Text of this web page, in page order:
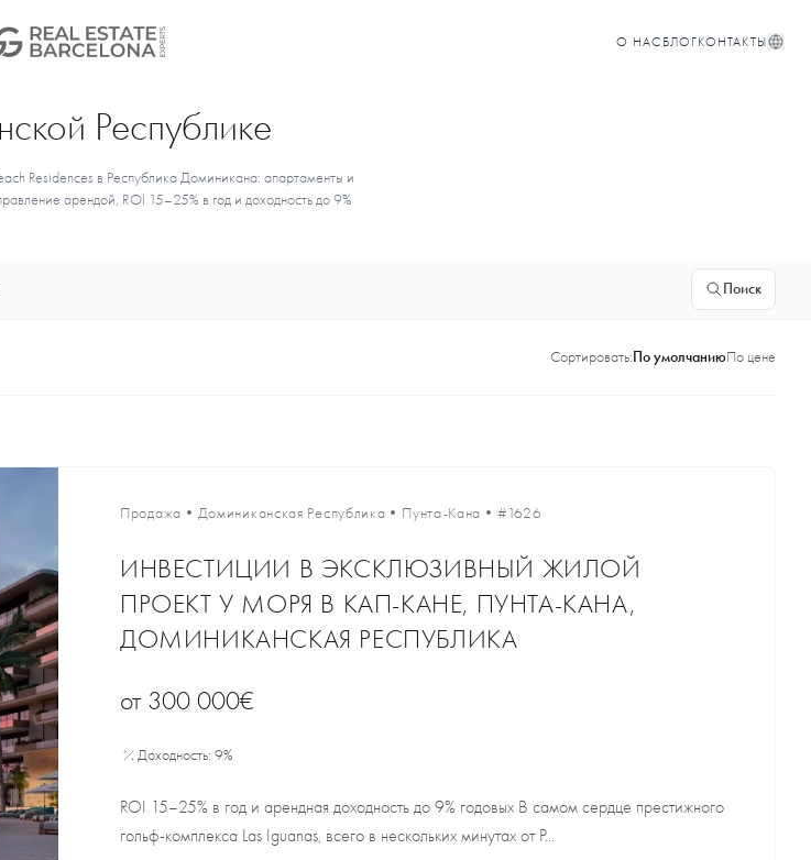
О НАС БЛОГКОНТАКТЫ
Республике
Residences в Республика Доминикана: апартаменты и
арендой, ROI 15–25% в год и доходность до 9%
Поиск
Сортировать:По умолчаниюПо цене
Продажа • Доминиканская Республика • Пунта-Кана • #1626
ИНВЕСТИЦИИ В ЭКСКЛЮЗИВНЫЙ ЖИЛОЙ
ПРОЕКТ У МОРЯ В КАП-КАНЕ, ПУНТА-КАНА,
ДОМИНИКАНСКАЯ РЕСПУБЛИКА
от 300 000€
Доходность: 9%
ROI 15–25% в год и арендная доходность до 9% годовых В самом сердце престижного
гольф-комплекса Las Iguanas, всего в нескольких минутах от P...